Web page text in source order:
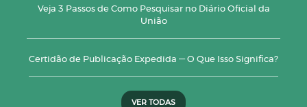
Veja 3 Passos de Como Pesquisar no Diário Oficial da
União
Certidão de Publicação Expedida — O Que Isso Significa?
VER TODAS